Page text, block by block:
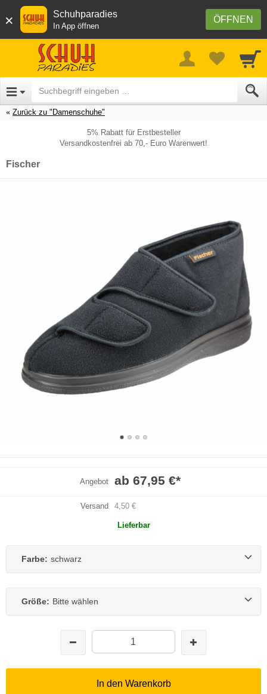
× ÖFFNEN
Schuhparadies
In App öffnen
Zurück zu "Damenschuhe"
5% Rabatt für Erstbesteller
Versandkostenfrei ab 70,- Euro Warenwert!
Fischer
Angebot ab 67,95 €*
Versand 4,50 €
Lieferbar
Farbe: schwarz
Größe: Bitte wählen
In den Warenkorb